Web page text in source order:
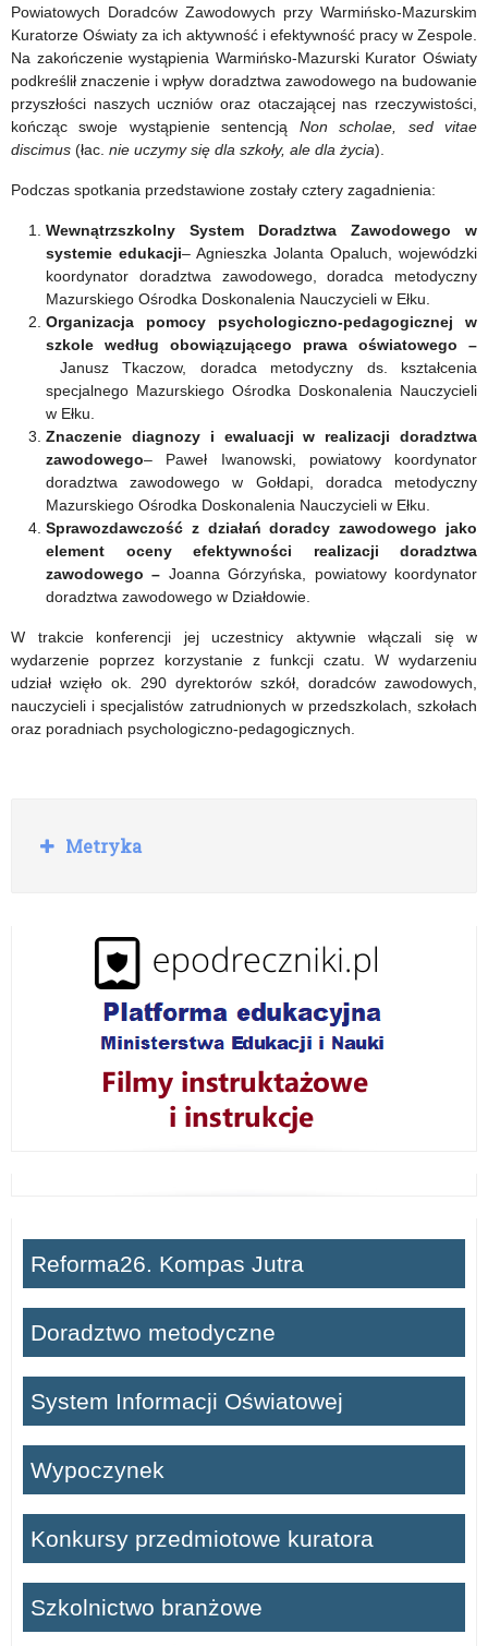
Powiatowych Doradców Zawodowych przy Warmińsko-Mazurskim
Kuratorze Oświaty za ich aktywność i efektywność pracy w Zespole.
Na zakończenie wystąpienia Warmińsko-Mazurski Kurator Oświaty
podkreślił znaczenie i wpływ doradztwa zawodowego na budowanie
przyszłości naszych uczniów oraz otaczającej nas rzeczywistości,
kończąc swoje wystąpienie sentencją Non scholae, sed vitae
discimus (łac. nie uczymy się dla szkoły, ale dla życia).
Podczas spotkania przedstawione zostały cztery zagadnienia:
Wewnątrzszkolny System Doradztwa Zawodowego w
systemie edukacji– Agnieszka Jolanta Opaluch, wojewódzki
koordynator doradztwa zawodowego, doradca metodyczny
Mazurskiego Ośrodka Doskonalenia Nauczycieli w Ełku.
Organizacja pomocy psychologiczno-pedagogicznej w
szkole według obowiązującego prawa oświatowego –
Janusz Tkaczow, doradca metodyczny ds. kształcenia
specjalnego Mazurskiego Ośrodka Doskonalenia Nauczycieli
w Ełku.
Znaczenie diagnozy i ewaluacji w realizacji doradztwa
zawodowego– Paweł Iwanowski, powiatowy koordynator
doradztwa zawodowego w Gołdapi, doradca metodyczny
Mazurskiego Ośrodka Doskonalenia Nauczycieli w Ełku.
Sprawozdawczość z działań doradcy zawodowego jako
element oceny efektywności realizacji doradztwa
zawodowego – Joanna Górzyńska, powiatowy koordynator
doradztwa zawodowego w Działdowie.
W trakcie konferencji jej uczestnicy aktywnie włączali się w
wydarzenie poprzez korzystanie z funkcji czatu. W wydarzeniu
udział wzięło ok. 290 dyrektorów szkół, doradców zawodowych,
nauczycieli i specjalistów zatrudnionych w przedszkolach, szkołach
oraz poradniach psychologiczno-pedagogicznych.
R
o
Metryka
Reforma26. Kompas Jutra
Doradztwo metodyczne
System Informacji Oświatowej
Wypoczynek
Konkursy przedmiotowe kuratora
Szkolnictwo branżowe